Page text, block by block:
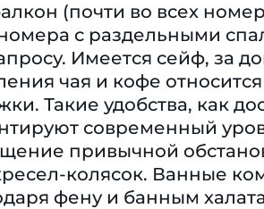
(почти во всех
номера с раздельными
Имеется сейф, за
чая и кофе
Такие удобства, как
современный
привычной
колясок. Ванные
фену и банным